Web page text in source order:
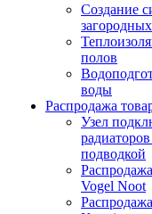
Создание
полов
воды
Распродажа
Узел
подводкой
Vogel Noot